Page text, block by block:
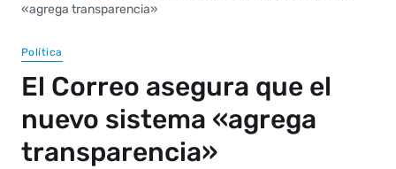
«agrega transparencia»
Política
El Correo asegura que el
nuevo sistema «agrega
transparencia»